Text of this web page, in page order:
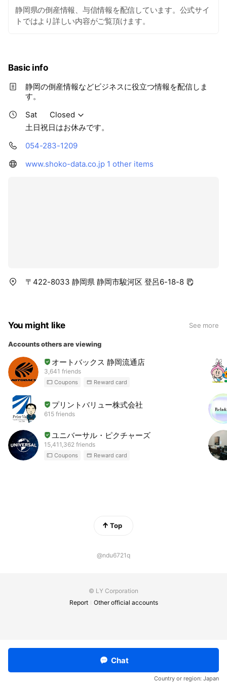
静岡県の倒産情報、与信情報を配信しています。公式サイ
トではより詳しい内容がご覧頂けます。
Basic info
静岡の倒産情報などビジネスに役立つ情報を配信しま
す。
Sat
Closed
土日祝日はお休みです。
054-283-1209
www.shoko-data.co.jp 1 other items
〒422-8033 静岡県 静岡市駿河区 登呂6-18-8
You might like See more
Accounts others are viewing
オートバックス 静岡流通店
3,641 friends
Coupons Reward card
プリントバリュー株式会社
615 friends
ユニバーサル・ピクチャーズ
15,411,362 friends
Coupons Reward card
Top
@ndu6721q
© LY Corporation
Report
Other official accounts
Chat
Country or region: Japan